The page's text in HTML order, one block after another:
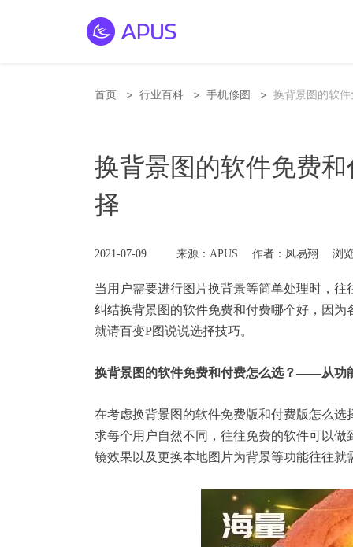
首页 > 行业百科 > 手机修图 > 换背景图的软
换背景图的软件免费
择
2021-07-09 来源：APUS 作者：凤易翔 浏
当用户需要进行图片换背景等简单处理时，往
纠结换背景图的软件免费和付费哪个好，因
就请百变P图说说选择技巧。
换背景图的软件免费和付费怎么选？——从功
在考虑换背景图的软件免费版和付费版怎么
求每个用户自然不同，往往免费的软件可以
镜效果以及更换本地图片为背景等功能往往